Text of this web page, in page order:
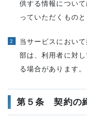
供する情報につい
っていただくものと
当サービスにおい
部は、利用者に対
る場合があります。
第５条 契約の